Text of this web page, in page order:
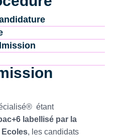
étant
labellisé par la
Ecoles, les candidats